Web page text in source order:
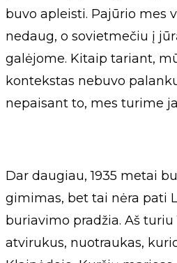
buvo apleisti. Pajūrio mes
nedaug, o sovietmečiu į
galėjome. Kitaip tariant,
kontekstas nebuvo
nepaisant to, mes turime
Dar daugiau, 1935 metai
gimimas, bet tai nėra pati
buriavimo pradžia. Aš turiu
atvirukus, nuotraukas,